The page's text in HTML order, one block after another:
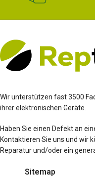
Wir unterstützen fast 3500
ihrer elektronischen Geräte.
Haben Sie einen Defekt an
Kontaktieren Sie uns und wir
Reparatur und/oder ein
Sitemap